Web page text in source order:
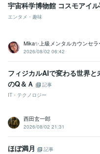
宇宙科学博物館 コスモアイ
エンタメ・趣味
Mika✨上級メンタルカウンセラ
2026/08/02 06:42
フィジカルAIで変わる世界
のQ＆Ａ
記事
IT・テクノロジー
西田玄一郎
2026/08/02 21:31
ほぼ満月
記事